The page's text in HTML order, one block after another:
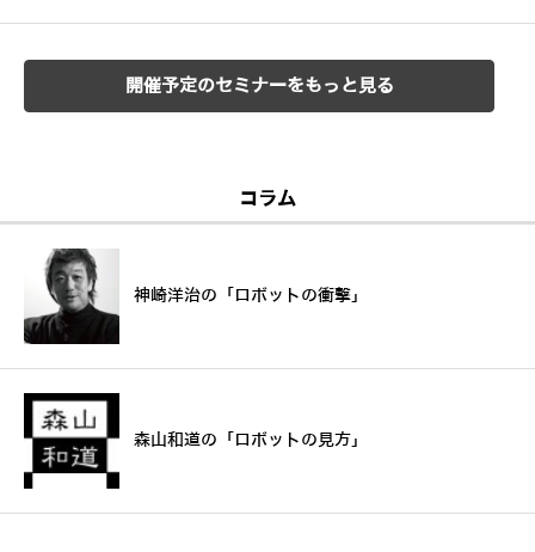
開催予定のセミナーをもっと見る
コラム
神崎洋治の「ロボットの衝撃」
森山和道の「ロボットの見方」